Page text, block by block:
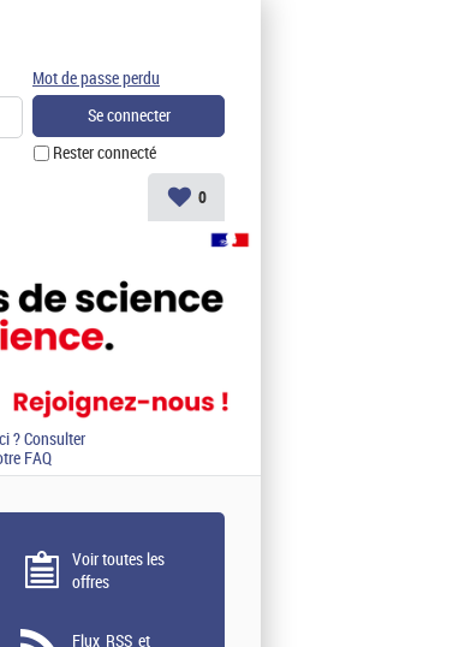
Rester connecté
Mot de passe perdu
0
? Consulter
FAQ
Voir toutes les
offres
Flux RSS et